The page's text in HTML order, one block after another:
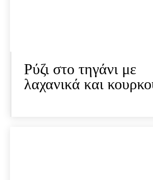
Ρύζι στο τηγάνι με
λαχανικά και